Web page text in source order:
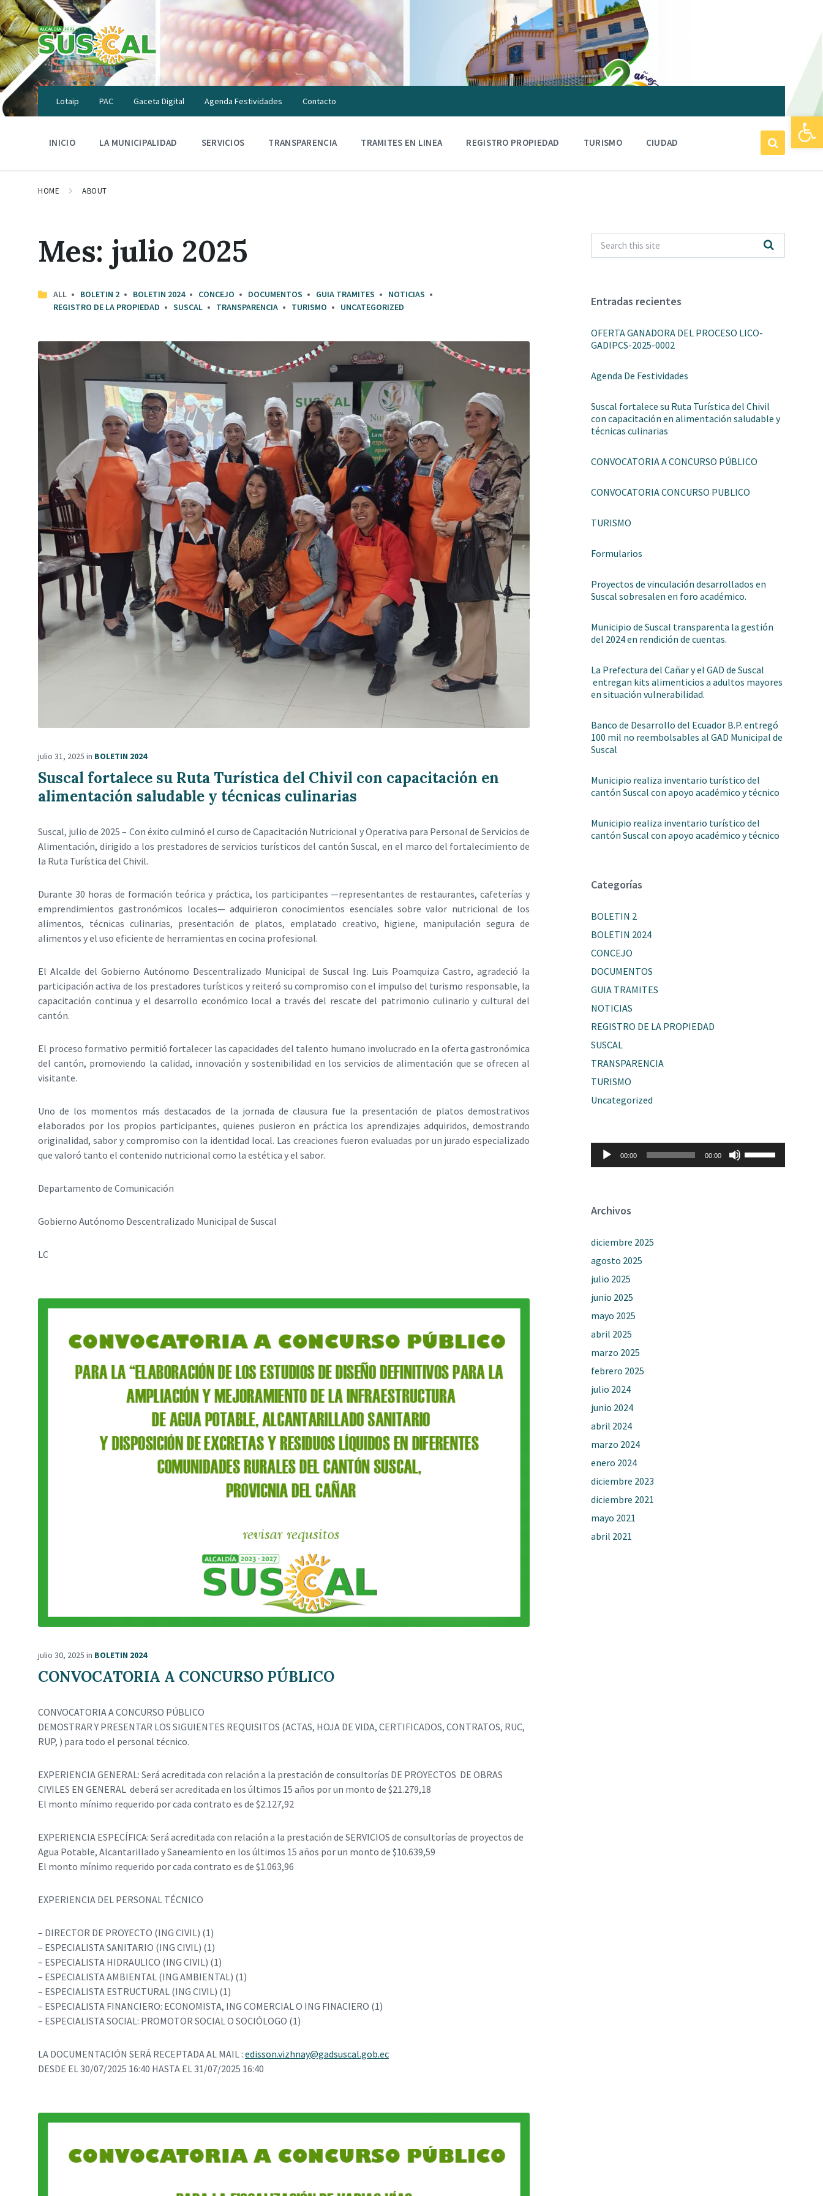
Abrir barra de herramientas
Skip
to
content
Skip
to
main
navigation
Skip
to
footer
Lotaip PAC Gaceta Digital Agenda Festividades Contacto
INICIO LA MUNICIPALIDAD SERVICIOS TRANSPARENCIA TRAMITES EN LINEA REGISTRO PROPIEDAD TURISMO CIUDAD
HOME ABOUT
Mes: julio 2025
ALL BOLETIN 2 BOLETIN 2024 CONCEJO DOCUMENTOS GUIA TRAMITES
NOTICIAS
REGISTRO DE LA PROPIEDAD
SUSCAL TRANSPARENCIA TURISMO UNCATEGORIZED
julio 31, 2025 in BOLETIN 2024
Suscal fortalece su Ruta Turística del Chivil con capacitación en
alimentación saludable y técnicas culinarias
Suscal, julio de 2025 – Con éxito culminó el curso de Capacitación Nutricional y Operativa para Personal de Servicios de
Alimentación, dirigido a los prestadores de servicios turísticos del cantón Suscal, en el marco del fortalecimiento de
la Ruta Turística del Chivil.
Durante 30 horas de formación teórica y práctica, los participantes —representantes de restaurantes, cafeterías y
emprendimientos gastronómicos locales— adquirieron conocimientos esenciales sobre valor nutricional de los
alimentos, técnicas culinarias, presentación de platos, emplatado creativo, higiene, manipulación segura de
alimentos y el uso eficiente de herramientas en cocina profesional.
El Alcalde del Gobierno Autónomo Descentralizado Municipal de Suscal Ing. Luis Poamquiza Castro, agradeció la
participación activa de los prestadores turísticos y reiteró su compromiso con el impulso del turismo responsable, la
capacitación continua y el desarrollo económico local a través del rescate del patrimonio culinario y cultural del
cantón.
El proceso formativo permitió fortalecer las capacidades del talento humano involucrado en la oferta gastronómica
del cantón, promoviendo la calidad, innovación y sostenibilidad en los servicios de alimentación que se ofrecen al
visitante.
Uno de los momentos más destacados de la jornada de clausura fue la presentación de platos demostrativos
elaborados por los propios participantes, quienes pusieron en práctica los aprendizajes adquiridos, demostrando
originalidad, sabor y compromiso con la identidad local. Las creaciones fueron evaluadas por un jurado especializado
que valoró tanto el contenido nutricional como la estética y el sabor.
Departamento de Comunicación
Gobierno Autónomo Descentralizado Municipal de Suscal
LC
julio 30, 2025 in BOLETIN 2024
CONVOCATORIA A CONCURSO PÚBLICO
CONVOCATORIA A CONCURSO PÚBLICO
DEMOSTRAR Y PRESENTAR LOS SIGUIENTES REQUISITOS (ACTAS, HOJA DE VIDA, CERTIFICADOS, CONTRATOS, RUC,
RUP, ) para todo el personal técnico.
EXPERIENCIA GENERAL: Será acreditada con relación a la prestación de consultorías DE PROYECTOS DE OBRAS
CIVILES EN GENERAL deberá ser acreditada en los últimos 15 años por un monto de $21.279,18
El monto mínimo requerido por cada contrato es de $2.127,92
EXPERIENCIA ESPECÍFICA: Será acreditada con relación a la prestación de SERVICIOS de consultorías de proyectos de
Agua Potable, Alcantarillado y Saneamiento en los últimos 15 años por un monto de $10.639,59
El monto mínimo requerido por cada contrato es de $1.063,96
EXPERIENCIA DEL PERSONAL TÉCNICO
– DIRECTOR DE PROYECTO (ING CIVIL) (1)
– ESPECIALISTA SANITARIO (ING CIVIL) (1)
– ESPECIALISTA HIDRAULICO (ING CIVIL) (1)
– ESPECIALISTA AMBIENTAL (ING AMBIENTAL) (1)
– ESPECIALISTA ESTRUCTURAL (ING CIVIL) (1)
– ESPECIALISTA FINANCIERO: ECONOMISTA, ING COMERCIAL O ING FINACIERO (1)
– ESPECIALISTA SOCIAL: PROMOTOR SOCIAL O SOCIÓLOGO (1)
LA DOCUMENTACIÓN SERÁ RECEPTADA AL MAIL : edisson.vizhnay@gadsuscal.gob.ec
DESDE EL 30/07/2025 16:40 HASTA EL 31/07/2025 16:40
Entradas recientes
OFERTA GANADORA DEL PROCESO LICO-
GADIPCS-2025-0002
Agenda De Festividades
Suscal fortalece su Ruta Turística del Chivil
con capacitación en alimentación saludable y
técnicas culinarias
CONVOCATORIA A CONCURSO PÚBLICO
CONVOCATORIA CONCURSO PUBLICO
TURISMO
Formularios
Proyectos de vinculación desarrollados en
Suscal sobresalen en foro académico.
Municipio de Suscal transparenta la gestión
del 2024 en rendición de cuentas.
La Prefectura del Cañar y el GAD de Suscal
entregan kits alimenticios a adultos mayores
en situación vulnerabilidad.
Banco de Desarrollo del Ecuador B.P. entregó
100 mil no reembolsables al GAD Municipal de
Suscal
Municipio realiza inventario turístico del
cantón Suscal con apoyo académico y técnico
Municipio realiza inventario turístico del
cantón Suscal con apoyo académico y técnico
Categorías
BOLETIN 2
BOLETIN 2024
CONCEJO
DOCUMENTOS
GUIA TRAMITES
NOTICIAS
REGISTRO DE LA PROPIEDAD
SUSCAL
TRANSPARENCIA
TURISMO
Uncategorized
Reproductor
audio
00:00 00:00
las
teclas
Archivos
diciembre 2025
agosto 2025
julio 2025
junio 2025
mayo 2025
abril 2025
marzo 2025
febrero 2025
julio 2024
junio 2024
abril 2024
marzo 2024
enero 2024
diciembre 2023
diciembre 2021
mayo 2021
abril 2021